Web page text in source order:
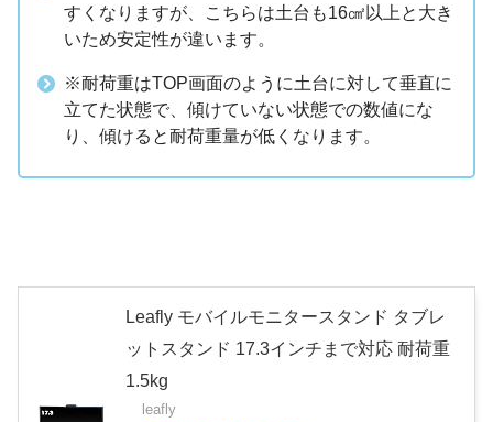
すくなりますが、こちらは土台も16㎠以上と大き
いため安定性が違います。
※耐荷重はTOP画面のように土台に対して垂直に
立てた状態で、傾けていない状態での数値にな
り、傾けると耐荷重量が低くなります。
Leafly モバイルモニタースタンド タブレ
ットスタンド 17.3インチまで対応 耐荷重
1.5kg
leafly